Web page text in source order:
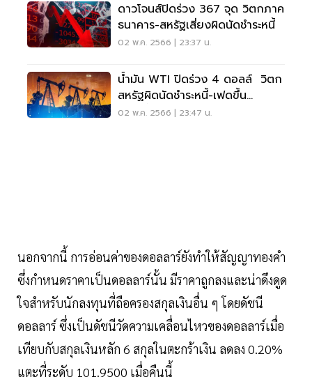
ดาวโจนส์ปิดร่วง 367 จุด วิตกภาค
ธนาคาร-สหรัฐเสี่ยงผิดนัดชำระหนี้
02 พ.ค. 2566 | 23:37 น.
น้ำมัน WTI ปิดร่วง 4 ดอลล์ วิตก
สหรัฐผิดนัดชำระหนี้-เฟดขึ้น
ดอกเบี้ย
02 พ.ค. 2566 | 23:47 น.
นอกจากนี้ การอ่อนค่าของดอลลาร์ยังทำให้สัญญาทองคำ
ซึ่งกำหนดราคาเป็นดอลลาร์นั้น มีราคาถูกลงและน่าดึงดูด
ใจสำหรับนักลงทุนที่ถือครองสกุลเงินอื่น ๆ โดยดัชนี
ดอลลาร์ ซึ่งเป็นดัชนีวัดความเคลื่อนไหวของดอลลาร์เมื่อ
เทียบกับสกุลเงินหลัก 6 สกุลในตะกร้าเงิน ลดลง 0.20%
แตะที่ระดับ 101.9500 เมื่อคืนนี้